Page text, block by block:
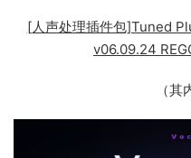
[人声处理插件包]Tuned
v06.09.24
（其